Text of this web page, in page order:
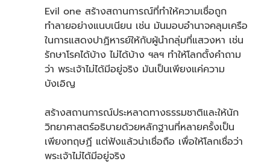
Evil one สร้างสถานการณ์ที่ทำให้ความเชื่อถูก
ทำลายอย่างแนบเนียน เช่น มันมอบอำนาจคลุมเครือ
ในการแสดงปาฏิหารย์ให้กับผู้นำกลุ่มที่แสวงหา เช่น
รักษาโรคได้บ้าง ไม่ได้บ้าง ฯลฯ ทำให้โลกตั้งคำถาม
ว่า พระเจ้าไม่ได้มีอยู่จริง มันเป็นเพียงแค่ความ
บังเอิญ
สร้างสถานการณ์ประหลาดทางธรรมชาติและให้นัก
วิทยาศาสตร์อธิบายด้วยหลักฐานที่หลายครั้งเป็น
เพียงทฤษฏี แต่ฟังแล้วน่าเชื่อถือ เพื่อให้โลกเชื่อว่า
พระเจ้าไม่ได้มีอยู่จริง